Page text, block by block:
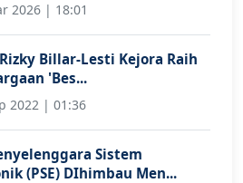
2026 | 18:01
Billar-Lesti Kejora Raih
'Bes...
2022 | 01:36
Sistem
(PSE) DIhimbau Men...